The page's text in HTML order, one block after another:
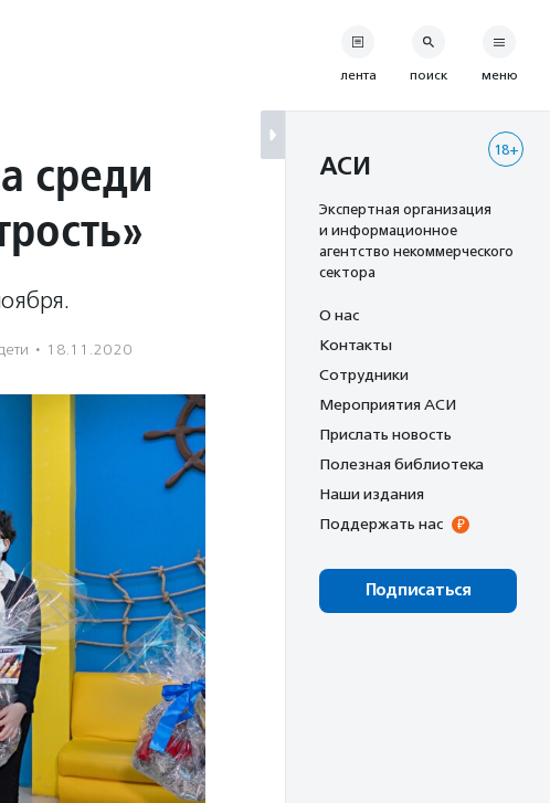
среди
· 18.11.2020
лента поиск меню
18+
АСИ
Экспертная организация
и информационное
агентство некоммерческого
сектора
О нас
Контакты
Сотрудники
Мероприятия АСИ
Прислать новость
Полезная библиотека
Наши издания
Поддержать нас
Подписаться